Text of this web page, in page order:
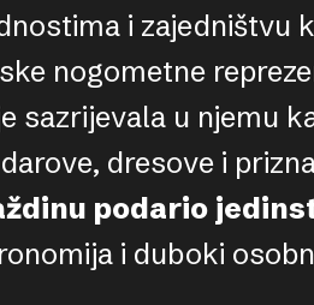
i zajedništvu
nogometne
sazrijevala u njemu
dresove i
podario
i duboki